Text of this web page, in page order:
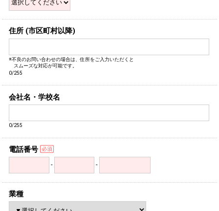
住所 (市区町村以降)
※不良のお問い合わせの場合は、住所をご入力いただくと
スムーズな対応が可能です。
0/255
会社名・学校名
0/255
電話番号
- -
業種